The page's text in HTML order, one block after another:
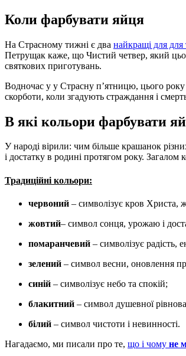
Коли фарбувати яйця
На Страсному тижні є два найкращі для
Петрущак каже, що Чистий четвер, який
святкових приготувань.
Водночас у у Страсну п’ятницю, цього
скорботи, коли згадують страждання і
В які кольори фарбувати
У народі вірили: чим більше крашанок
і достатку в родині протягом року.
Традиційні кольори:
червоний – символізує кров Христа,
жовтий– символ сонця, урожаю і
помаранчевий – символізує радість,
зелений – символ весни, оновлення
синій – символізує небо та спокій;
блакитний – символ душевної
білий – символ чистоти і невинності.
Нагадаємо, ми писали про те, що і чому не